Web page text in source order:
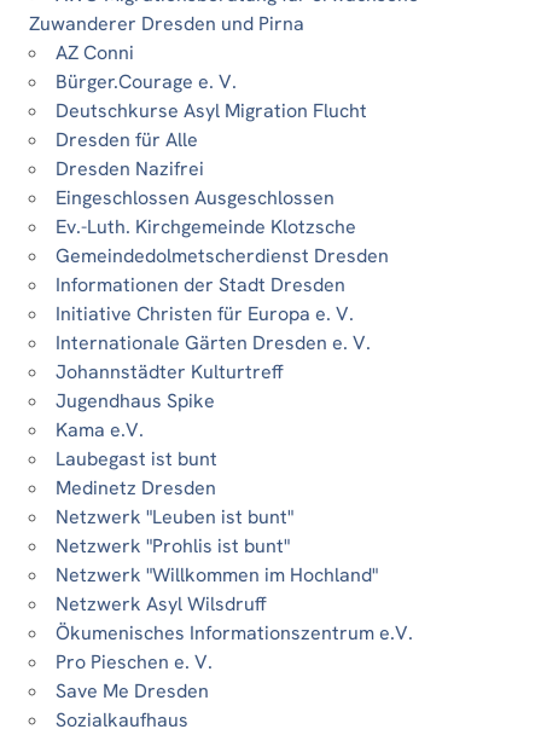
Zuwanderer Dresden und Pirna
AZ Conni
Bürger.Courage e. V.
Deutschkurse Asyl Migration Flucht
Dresden für Alle
Dresden Nazifrei
Eingeschlossen Ausgeschlossen
Ev.-Luth. Kirchgemeinde Klotzsche
Gemeindedolmetscherdienst Dresden
Informationen der Stadt Dresden
Initiative Christen für Europa e. V.
Internationale Gärten Dresden e. V.
Johannstädter Kulturtreff
Jugendhaus Spike
Kama e.V.
Laubegast ist bunt
Medinetz Dresden
Netzwerk "Leuben ist bunt"
Netzwerk "Prohlis ist bunt"
Netzwerk "Willkommen im Hochland"
Netzwerk Asyl Wilsdruff
Ökumenisches Informationszentrum e.V.
Pro Pieschen e. V.
Save Me Dresden
Sozialkaufhaus